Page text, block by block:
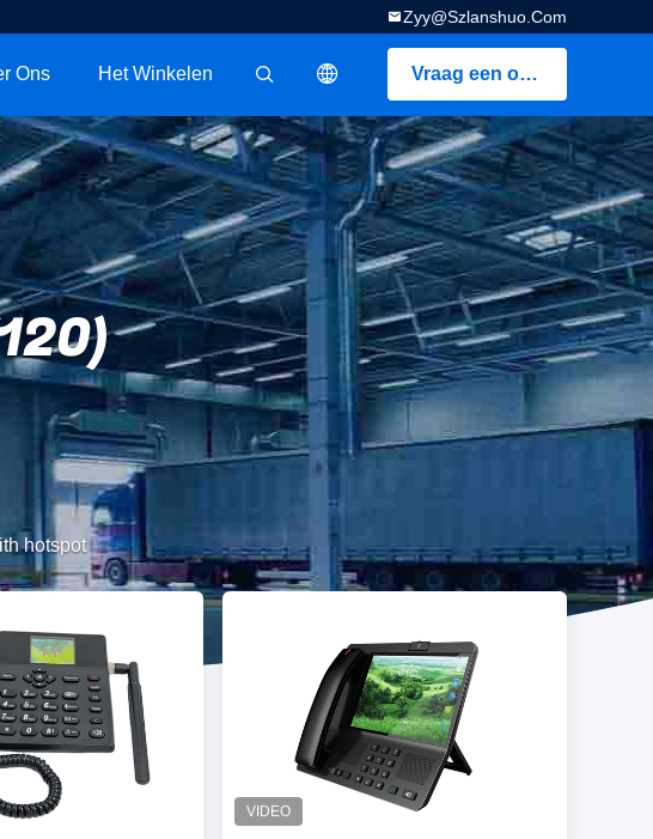
Zyy@szlanshuo.com
Vraag een offerte aan
描述
Ons Het Winkelen
hotspot